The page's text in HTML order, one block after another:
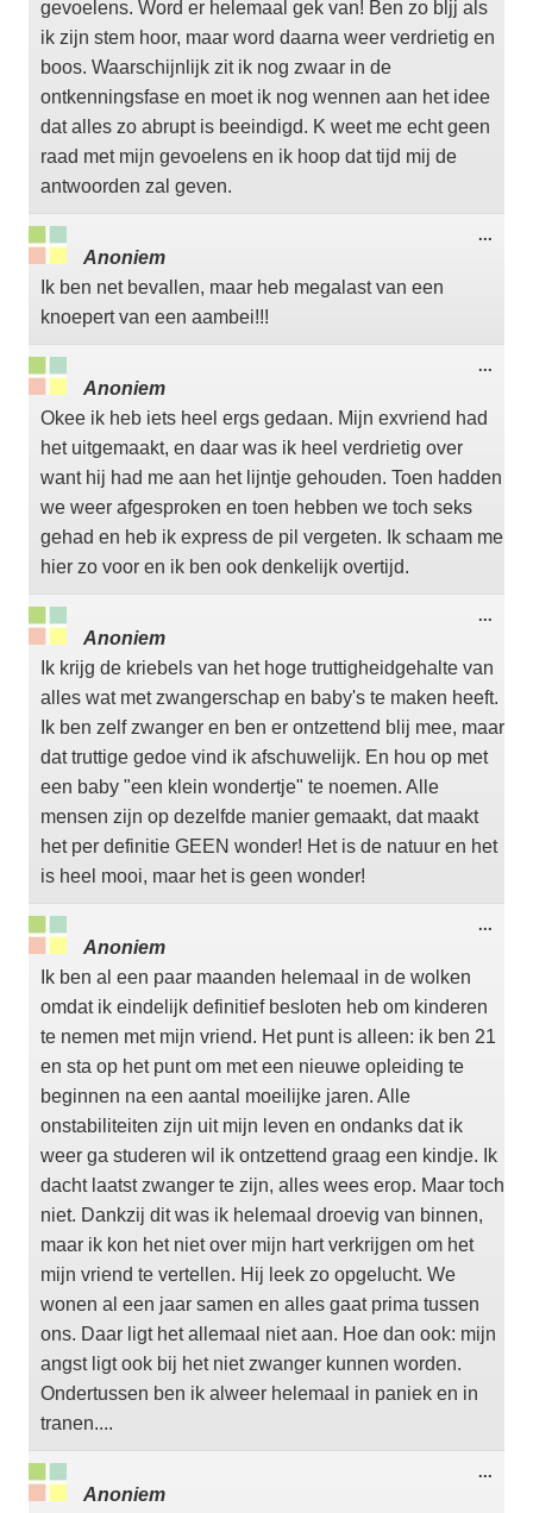
gevoelens. Word er helemaal gek van! Ben zo bljj als
ik zijn stem hoor, maar word daarna weer verdrietig en
boos. Waarschijnlijk zit ik nog zwaar in de
ontkenningsfase en moet ik nog wennen aan het idee
dat alles zo abrupt is beeindigd. K weet me echt geen
raad met mijn gevoelens en ik hoop dat tijd mij de
antwoorden zal geven.
Anoniem
Ik ben net bevallen, maar heb megalast van een
knoepert van een aambei!!!
...
Anoniem
Okee ik heb iets heel ergs gedaan. Mijn exvriend had
het uitgemaakt, en daar was ik heel verdrietig over
want hij had me aan het lijntje gehouden. Toen hadden
we weer afgesproken en toen hebben we toch seks
gehad en heb ik express de pil vergeten. Ik schaam me
hier zo voor en ik ben ook denkelijk overtijd.
...
Anoniem
Ik krijg de kriebels van het hoge truttigheidgehalte van
alles wat met zwangerschap en baby's te maken heeft.
Ik ben zelf zwanger en ben er ontzettend blij mee, maar
dat truttige gedoe vind ik afschuwelijk. En hou op met
een baby "een klein wondertje" te noemen. Alle
mensen zijn op dezelfde manier gemaakt, dat maakt
het per definitie GEEN wonder! Het is de natuur en het
is heel mooi, maar het is geen wonder!
...
Anoniem
Ik ben al een paar maanden helemaal in de wolken
omdat ik eindelijk definitief besloten heb om kinderen
te nemen met mijn vriend. Het punt is alleen: ik ben 21
en sta op het punt om met een nieuwe opleiding te
beginnen na een aantal moeilijke jaren. Alle
onstabiliteiten zijn uit mijn leven en ondanks dat ik
weer ga studeren wil ik ontzettend graag een kindje. Ik
dacht laatst zwanger te zijn, alles wees erop. Maar toch
niet. Dankzij dit was ik helemaal droevig van binnen,
maar ik kon het niet over mijn hart verkrijgen om het
mijn vriend te vertellen. Hij leek zo opgelucht. We
wonen al een jaar samen en alles gaat prima tussen
ons. Daar ligt het allemaal niet aan. Hoe dan ook: mijn
angst ligt ook bij het niet zwanger kunnen worden.
Ondertussen ben ik alweer helemaal in paniek en in
tranen....
...
Anoniem
...